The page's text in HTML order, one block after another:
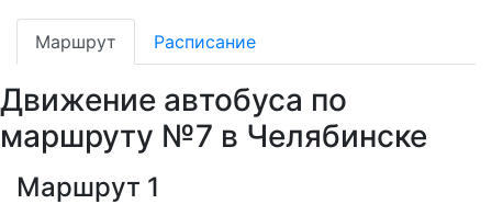
Маршрут Расписание
Движение автобуса по
маршруту №7 в Челябинске
Маршрут 1